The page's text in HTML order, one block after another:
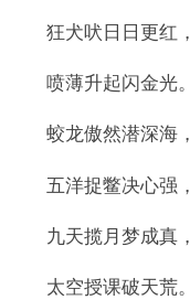
狂犬吠日日更红，
喷薄升起闪金光。
蛟龙傲然潜深海，
五洋捉鳖决心强，
九天揽月梦成真，
太空授课破天荒。